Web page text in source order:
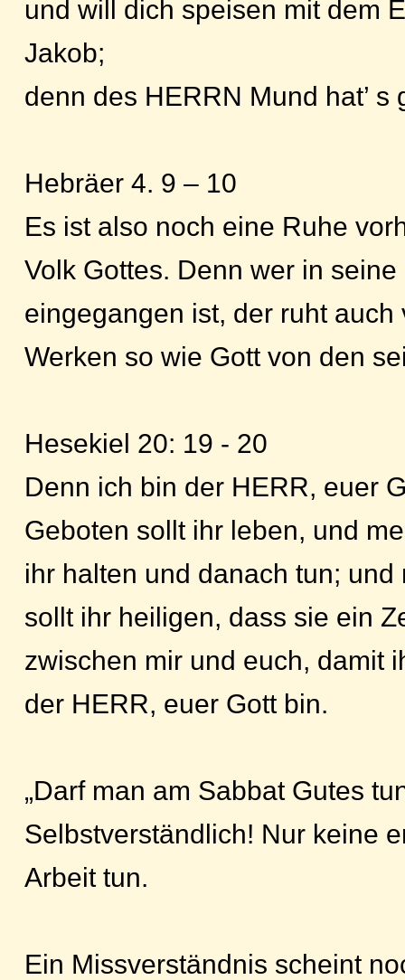
und will dich speisen mit dem
Jakob;
denn des HERRN Mund hat’ s
Hebräer 4. 9 – 10
Es ist also noch eine Ruhe
Volk Gottes. Denn wer in seine
eingegangen ist, der ruht auch
Werken so wie Gott von den
Hesekiel 20: 19 - 20
Denn ich bin der HERR, euer
Geboten sollt ihr leben, und
ihr halten und danach tun; und
sollt ihr heiligen, dass sie ein
zwischen mir und euch, damit
der HERR, euer Gott bin.
„Darf man am Sabbat Gutes
Selbstverständlich! Nur keine
Arbeit tun.
Ein Missverständnis scheint